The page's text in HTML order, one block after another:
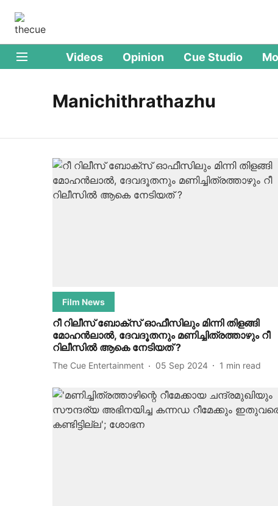
Videos Opinion Cue Studio
Manichithrathazhu
Film News
റീ റിലീസ് ബോക്സ് ഓഫീസിലും മിന്നി തിളങ്ങി
മോഹൻലാൽ, ദേവദൂതനും മണിച്ചിത്രത്താഴും റീ
റിലീസിൽ ആകെ നേടിയത് ?
The Cue Entertainment 05 Sep 2024 1 min read